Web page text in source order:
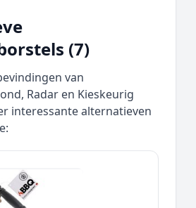
(7)
van
Radar en Kieskeurig
interessante alternatieven